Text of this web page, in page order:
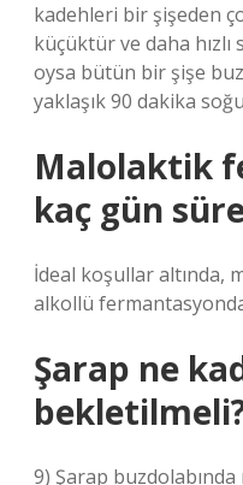
kadehleri ​​bir şişeden
küçüktür ve daha hızlı
oysa bütün bir şişe
yaklaşık 90 dakika
Malolaktik
kaç gün
İdeal koşullar altında,
alkollü
Şarap ne
9) Şarap buzdolabında